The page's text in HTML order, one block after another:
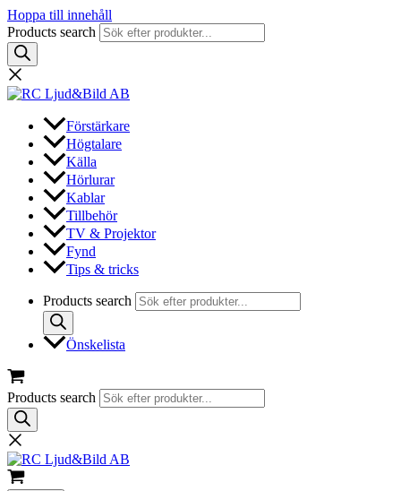
Hoppa till innehåll
Products search
Förstärkare
Högtalare
Källa
Hörlurar
Kablar
Tillbehör
TV & Projektor
Fynd
Tips & tricks
Products search
Önskelista
Products search